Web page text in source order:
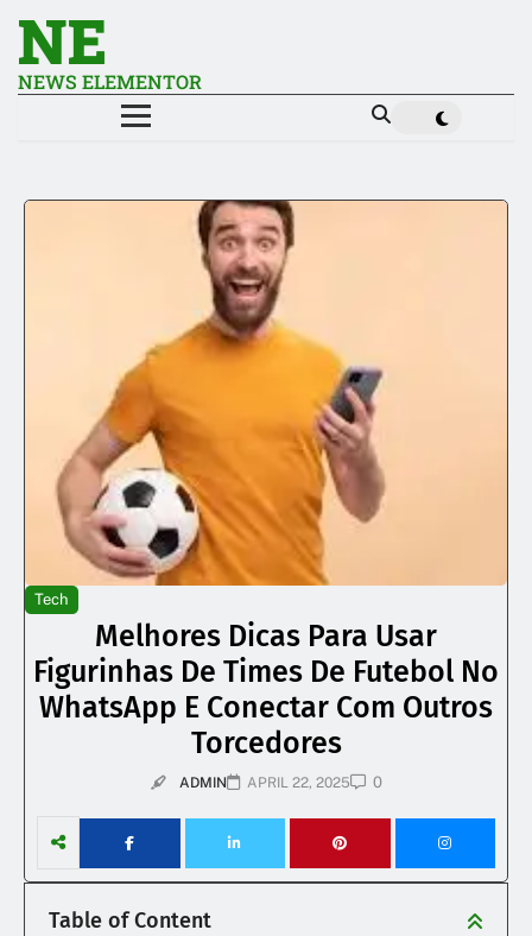
NE
NEWS ELEMENTOR
Tech
Melhores Dicas Para Usar
Figurinhas De Times De Futebol No
WhatsApp E Conectar Com Outros
Torcedores
ADMIN APRIL 22, 2025 0
Table of Content